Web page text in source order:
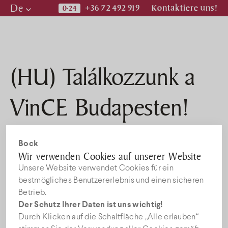
Bock
Wir verwenden Cookies auf unserer Website
Unsere Website verwendet Cookies für ein
bestmögliches Benutzererlebnis und einen sicheren
Betrieb.
Der Schutz Ihrer Daten ist uns wichtig!
Durch Klicken auf die Schaltfläche „Alle erlauben“
De
De +36 72 492 919 Kontaktiere uns!
(HU) Találkozzunk a
VinCE Budapesten!
2017. MÄRZ 9.
Leider ist der Eintrag nur aufHUverfügbar.
Abonnieren Sie den
Prospekt
Nachricht
Stellenangebote